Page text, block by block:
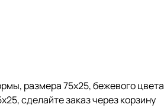
размера 75x25, бежевого
сделайте заказ через корзину